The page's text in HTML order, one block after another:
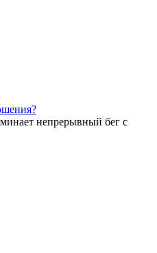
непрерывный бег с